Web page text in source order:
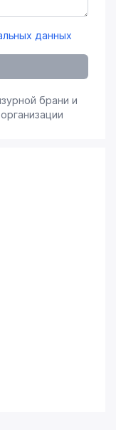
данных
брани и